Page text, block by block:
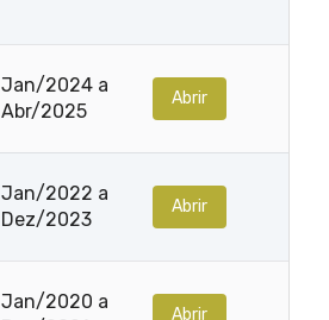
Jan/2024 a
Abr/2025
Abrir
Jan/2022 a
Dez/2023
Abrir
Jan/2020 a
Abrir